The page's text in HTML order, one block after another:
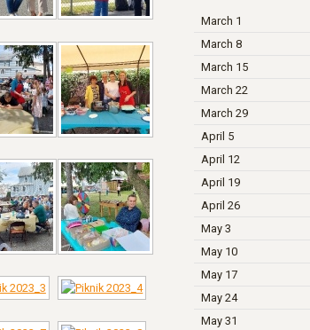
March 1
March 8
March 15
March 22
March 29
April 5
April 12
April 19
April 26
May 3
May 10
May 17
May 24
May 31